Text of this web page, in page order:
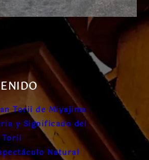
Torii de Miyajima
y Significado del
Torii
Natural